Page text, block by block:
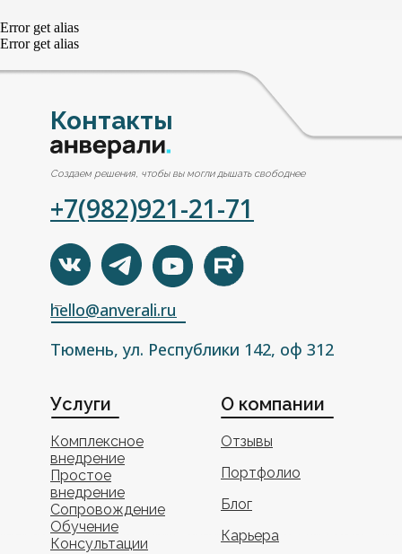
Error get alias
Error get alias
Контакты
+7(982)921-21-71
hello@anverali.ru
Карьера
Блог
Портфолио
О компании
Отзывы
Комплексное
внедрение
Простое
внедрение
Сопровождение
Обучение
Консультации
Услуги
Тюмень, ул. Республики 142, оф 312
Создаем решения, чтобы вы могли дышать свободнее